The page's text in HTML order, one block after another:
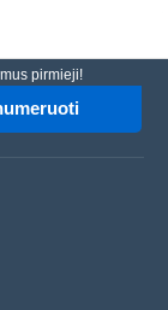
pirmieji!